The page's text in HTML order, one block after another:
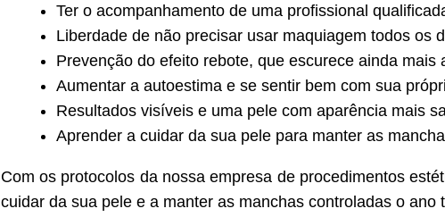
Ter o acompanhamento de uma profissional
Liberdade de não precisar usar maquiagem todos os
Prevenção do efeito rebote, que escurece ainda mais
Aumentar a autoestima e se sentir bem com sua
Resultados visíveis e uma pele com aparência mais
Aprender a cuidar da sua pele para manter as
Com os protocolos da nossa empresa de procedimentos
cuidar da sua pele e a manter as manchas controladas o ano